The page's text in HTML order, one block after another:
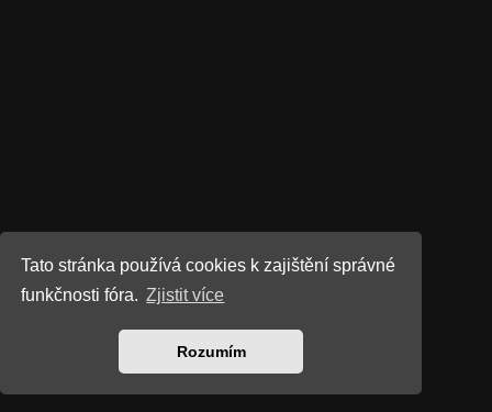
Tato stránka používá cookies k zajištění správné
funkčnosti fóra. Zjistit více
Rozumím